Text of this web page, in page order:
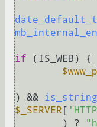
if (IS_WEB) {
) && is_string
$_SERVER [
	) ?